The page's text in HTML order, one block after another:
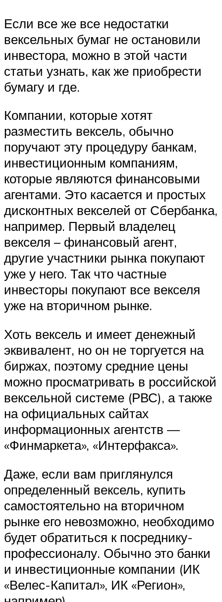
Если все же все недостатки
вексельных бумаг не остановили
инвестора, можно в этой части
статьи узнать, как же приобрести
бумагу и где.
Компании, которые хотят
разместить вексель, обычно
поручают эту процедуру банкам,
инвестиционным компаниям,
которые являются финансовыми
агентами. Это касается и простых
дисконтных векселей от Сбербанка,
например. Первый владелец
векселя – финансовый агент,
другие участники рынка покупают
уже у него. Так что частные
инвесторы покупают все векселя
уже на вторичном рынке.
Хоть вексель и имеет денежный
эквивалент, но он не торгуется на
биржах, поэтому средние цены
можно просматривать в российской
вексельной системе (РВС), а также
на официальных сайтах
информационных агентств —
«Финмаркета», «Интерфакса».
Даже, если вам приглянулся
определенный вексель, купить
самостоятельно на вторичном
рынке его невозможно, необходимо
будет обратиться к посреднику-
профессионалу. Обычно это банки
и инвестиционные компании (ИК
«Велес-Капитал», ИК «Регион»,